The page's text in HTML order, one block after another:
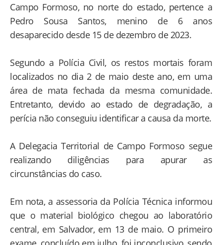
Campo Formoso, no norte do estado, pertence a
Pedro Sousa Santos, menino de 6 anos
desaparecido desde 15 de dezembro de 2023.
Segundo a Polícia Civil, os restos mortais foram
localizados no dia 2 de maio deste ano, em uma
área de mata fechada da mesma comunidade.
Entretanto, devido ao estado de degradação, a
perícia não conseguiu identificar a causa da morte.
A Delegacia Territorial de Campo Formoso segue
realizando diligências para apurar as
circunstâncias do caso.
Em nota, a assessoria da Polícia Técnica informou
que o material biológico chegou ao laboratório
central, em Salvador, em 13 de maio. O primeiro